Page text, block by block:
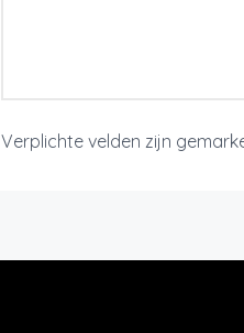
Verplichte velden zijn